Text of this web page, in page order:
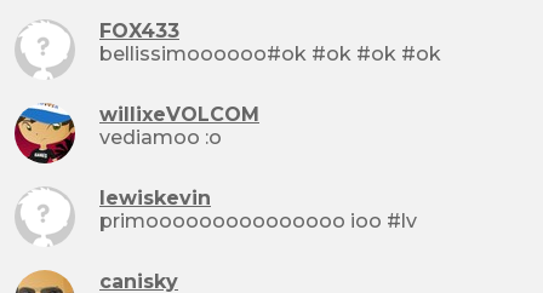
FOX433
bellissimoooooo#ok #ok #ok #ok
willixeVOLCOM
vediamoo :o
lewiskevin
primooooooooooooooo ioo #lv
canisky